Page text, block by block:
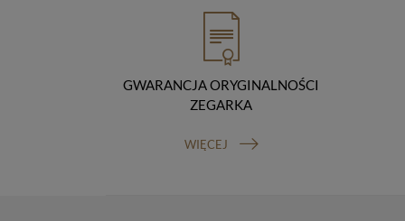
GWARANCJA ORYGINALNOŚCI
ZEGARKA
WIĘCEJ